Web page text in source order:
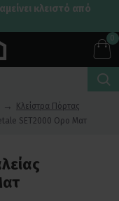
κλειστό από
0
Κλείστρα Πόρτας
SET2000 Ορο Ματ